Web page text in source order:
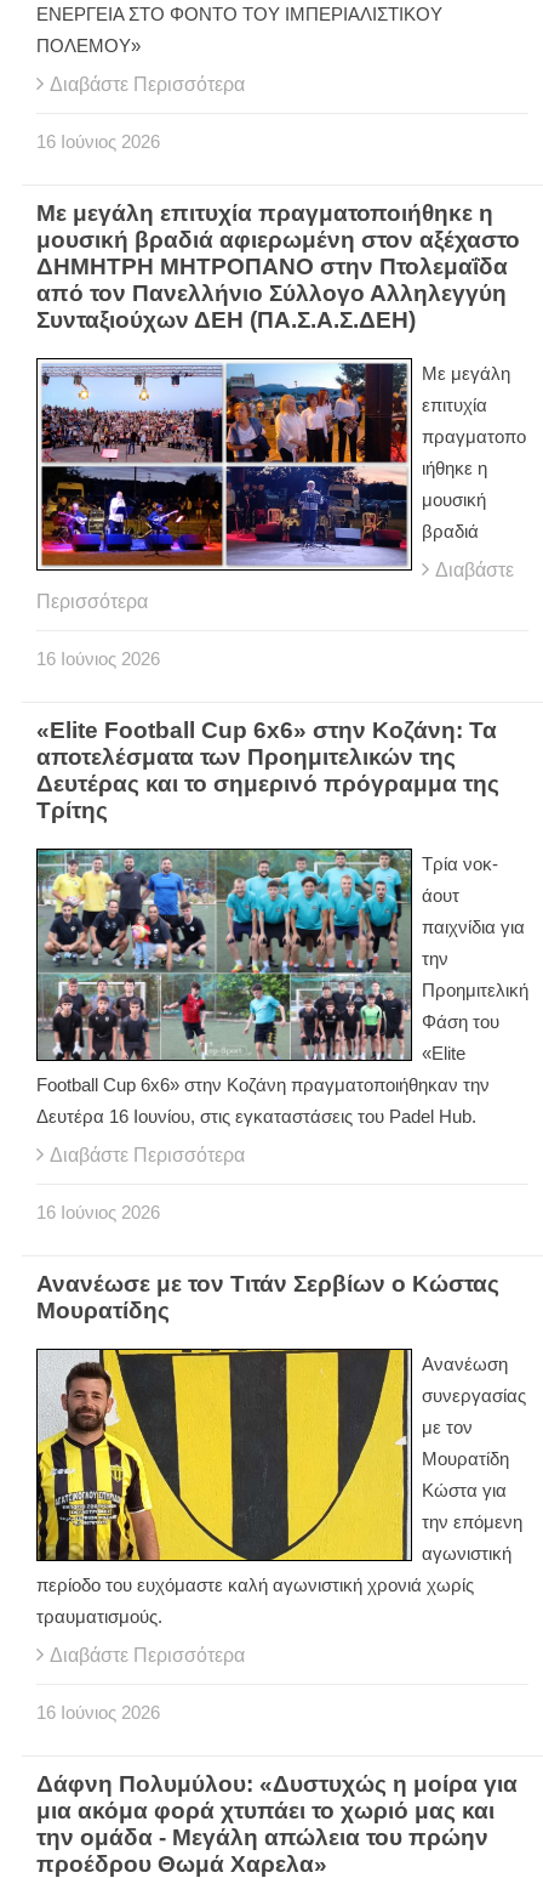
ΕΝΕΡΓΕΙΑ ΣΤΟ ΦΟΝΤΟ ΤΟΥ ΙΜΠΕΡΙΑΛΙΣΤΙΚΟΥ
ΠΟΛΕΜΟΥ»
Διαβάστε Περισσότερα
16 Ιούνιος 2026
Με μεγάλη επιτυχία πραγματοποιήθηκε η
μουσική βραδιά αφιερωμένη στον αξέχαστο
ΔΗΜΗΤΡΗ ΜΗΤΡΟΠΑΝΟ στην Πτολεμαΐδα
από τον Πανελλήνιο Σύλλογο Αλληλεγγύη
Συνταξιούχων ΔΕΗ (ΠΑ.Σ.Α.Σ.ΔΕΗ)
Με μεγάλη
επιτυχία
πραγματοπο
ιήθηκε η
μουσική
βραδιά
Διαβάστε
Περισσότερα
16 Ιούνιος 2026
«Elite Football Cup 6x6» στην Κοζάνη: Τα
αποτελέσματα των Προημιτελικών της
Δευτέρας και το σημερινό πρόγραμμα της
Τρίτης
Τρία νοκ-
άουτ
παιχνίδια για
την
Προημιτελική
Φάση του
«Elite
Football
Cup 6x6» στην Κοζάνη πραγματοποιήθηκαν την
Δευτέρα 16 Ιουνίου, στις εγκαταστάσεις του Padel Hub.
Διαβάστε Περισσότερα
16 Ιούνιος 2026
Ανανέωσε με τον Τιτάν Σερβίων ο Κώστας
Μουρατίδης
Ανανέωση
συνεργασίας
με τον
Μουρατίδη
Κώστα για
την επόμενη
αγωνιστική
περίοδο του ευχόμαστε καλή αγωνιστική χρονιά χωρίς
τραυματισμούς.
Διαβάστε Περισσότερα
16 Ιούνιος 2026
Δάφνη Πολυμύλου: «Δυστυχώς η μοίρα για
μια ακόμα φορά χτυπάει το χωριό μας και
την ομάδα - Μεγάλη απώλεια του πρώην
προέδρου Θωμά Χαρελα»